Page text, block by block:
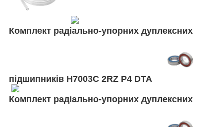
Комплект радіально-упорних дуплексних
підшипників H7003C 2RZ P4 DTA
Комплект радіально-упорних дуплексних